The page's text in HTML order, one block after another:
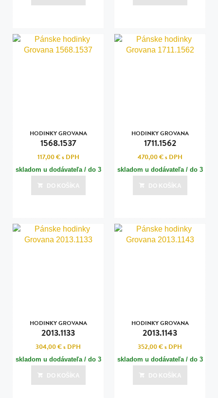
Posledná aktualizácia dnes o 00:00 Posledná aktualizácia dnes o 00:00
HODINKY GROVANA
1568.1537
117,00 €s DPH
skladom u dodávateľa / do 3
dní
Posledná aktualizácia dnes o 00:00
DO KOŠÍKA
HODINKY GROVANA
1711.1562
470,00 €s DPH
skladom u dodávateľa / do 3
dní
Posledná aktualizácia dnes o 00:00
DO KOŠÍKA
HODINKY GROVANA
2013.1133
304,00 €s DPH
skladom u dodávateľa / do 3
dní
Posledná aktualizácia dnes o 00:00
DO KOŠÍKA
HODINKY GROVANA
2013.1143
352,00 €s DPH
skladom u dodávateľa / do 3
dní
Posledná aktualizácia dnes o 00:00
DO KOŠÍKA